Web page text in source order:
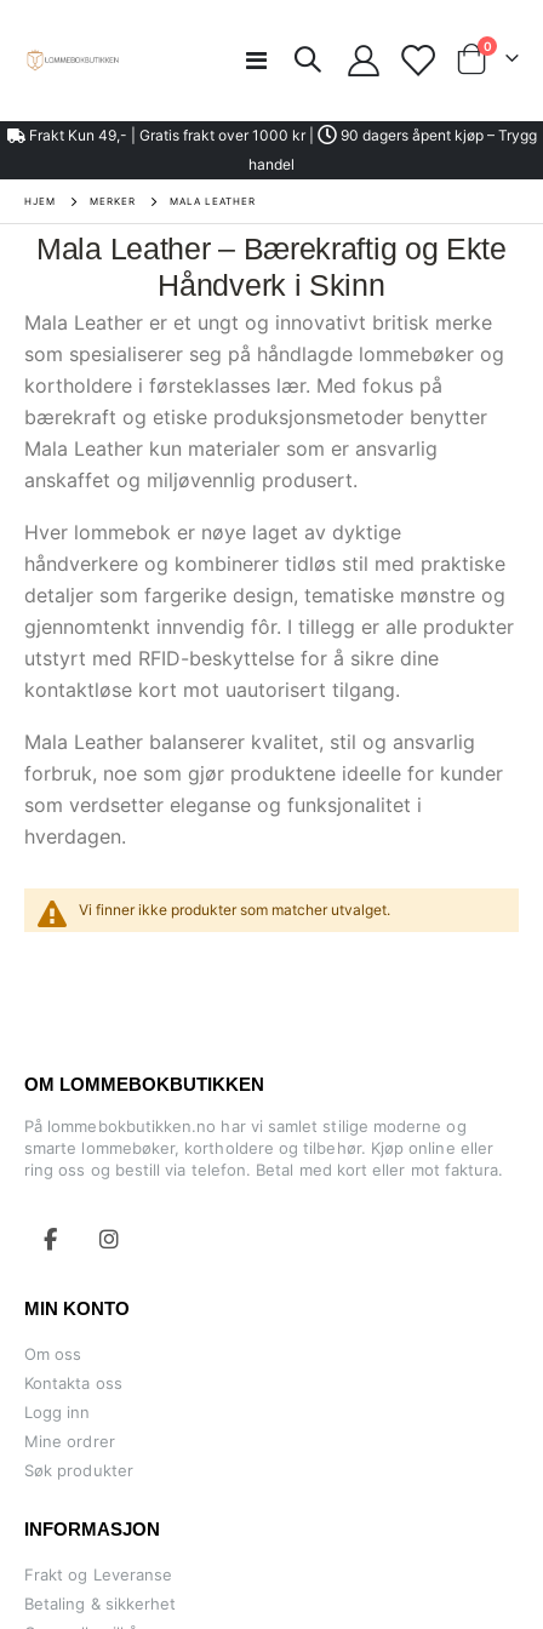
Toggle
0
Frakt Kun 49,- | Gratis frakt over 1000 kr |
90 dagers åpent kjøp – Trygg
handel
HJEM MERKER MALA LEATHER
Mala Leather – Bærekraftig og Ekte
Håndverk i Skinn
Mala Leather er et ungt og innovativt britisk merke
som spesialiserer seg på håndlagde lommebøker og
kortholdere i førsteklasses lær. Med fokus på
bærekraft og etiske produksjonsmetoder benytter
Mala Leather kun materialer som er ansvarlig
anskaffet og miljøvennlig produsert.
Hver lommebok er nøye laget av dyktige
håndverkere og kombinerer tidløs stil med praktiske
detaljer som fargerike design, tematiske mønstre og
gjennomtenkt innvendig fôr. I tillegg er alle produkter
utstyrt med RFID-beskyttelse for å sikre dine
kontaktløse kort mot uautorisert tilgang.
Mala Leather balanserer kvalitet, stil og ansvarlig
forbruk, noe som gjør produktene ideelle for kunder
som verdsetter eleganse og funksjonalitet i
hverdagen.
Vi finner ikke produkter som matcher utvalget.
OM LOMMEBOKBUTIKKEN
På lommebokbutikken.no har vi samlet stilige moderne og
smarte lommebøker, kortholdere og tilbehør. Kjøp online eller
ring oss og bestill via telefon. Betal med kort eller mot faktura.
MIN KONTO
Om oss
Kontakta oss
Logg inn
Mine ordrer
Søk produkter
INFORMASJON
Frakt og Leveranse
Betaling & sikkerhet